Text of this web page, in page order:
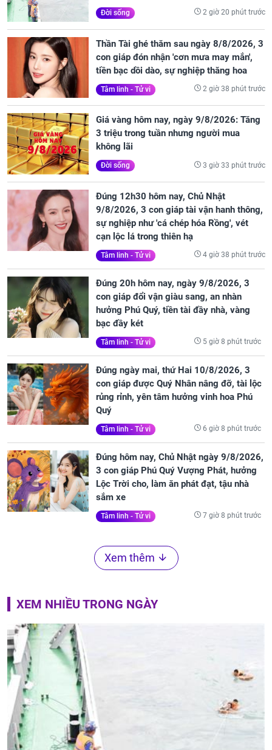
Đời sống 2 giờ 20 phút trước
Thần Tài ghé thăm sau ngày 8/8/2026, 3
con giáp đón nhận 'cơn mưa may mắn',
tiền bạc dồi dào, sự nghiệp thăng hoa
Tâm linh - Tử vi 2 giờ 38 phút trước
Giá vàng hôm nay, ngày 9/8/2026: Tăng
3 triệu trong tuần nhưng người mua
không lãi
Đời sống 3 giờ 33 phút trước
Đúng 12h30 hôm nay, Chủ Nhật
9/8/2026, 3 con giáp tài vận hanh thông,
sự nghiệp như 'cá chép hóa Rồng', vét
cạn lộc lá trong thiên hạ
Tâm linh - Tử vi 4 giờ 38 phút trước
Đúng 20h hôm nay, ngày 9/8/2026, 3
con giáp đổi vận giàu sang, an nhàn
hưởng Phú Quý, tiền tài đầy nhà, vàng
bạc đầy két
Tâm linh - Tử vi 5 giờ 8 phút trước
Đúng ngày mai, thứ Hai 10/8/2026, 3
con giáp được Quý Nhân nâng đỡ, tài lộc
rủng rỉnh, yên tâm hưởng vinh hoa Phú
Quý
Tâm linh - Tử vi 6 giờ 8 phút trước
Đúng hôm nay, Chủ Nhật ngày 9/8/2026,
3 con giáp Phú Quý Vượng Phát, hưởng
Lộc Trời cho, làm ăn phát đạt, tậu nhà
sắm xe
Tâm linh - Tử vi 7 giờ 8 phút trước
Xem thêm
XEM NHIỀU TRONG NGÀY